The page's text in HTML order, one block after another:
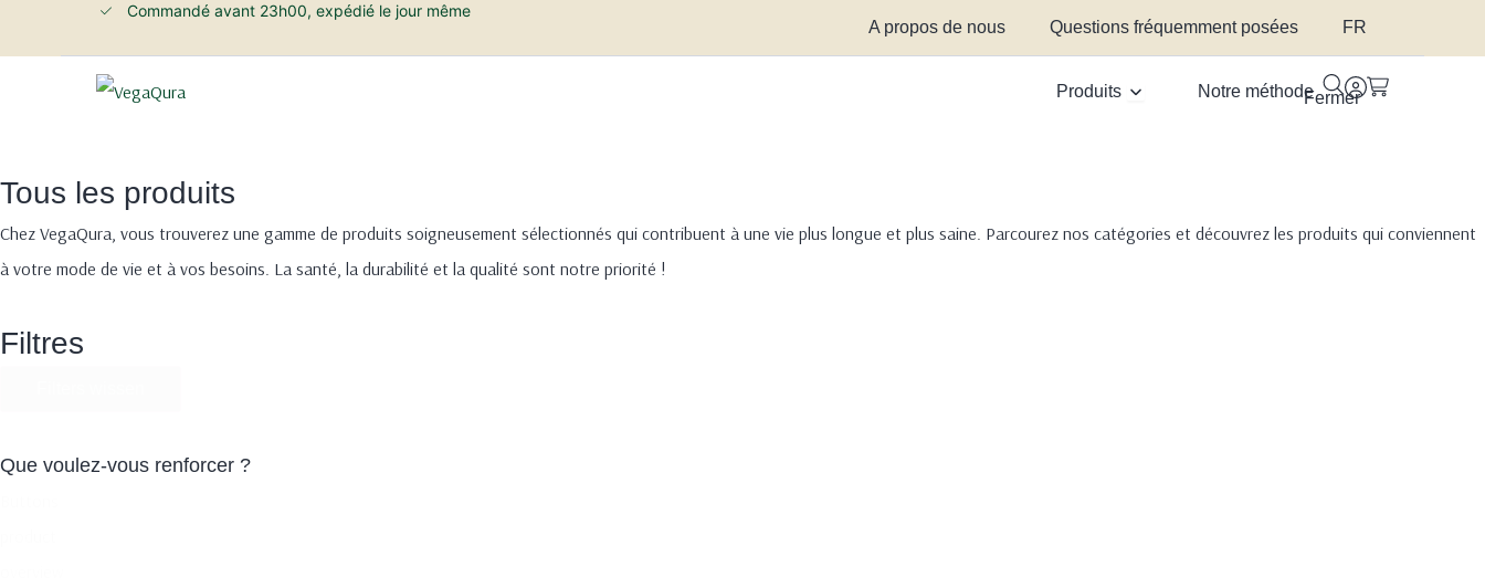
Commandé avant 23h00, expédié le jour même
A propos de nous
Questions fréquemment posées FR
Fermer
Produits Notre méthode
Tous les produits
Chez VegaQura, vous trouverez une gamme de produits soigneusement sélectionnés qui contribuent à une vie plus longue et plus saine. Parcourez nos catégories et découvrez les produits qui conviennent
à votre mode de vie et à vos besoins. La santé, la durabilité et la qualité sont notre priorité !
Filtres
Que voulez-vous renforcer ?